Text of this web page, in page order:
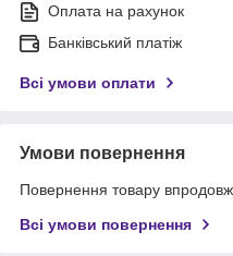
Оплата на рахунок
Банківський платіж
Всі умови оплати
Умови повернення
Повернення товару
Всі умови повернення